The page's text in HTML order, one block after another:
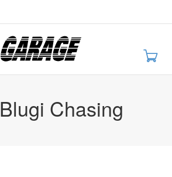
Blugi Chasing